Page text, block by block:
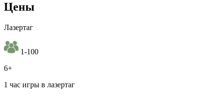
Цены
Лазертаг
1-100
6+
1 час игры в лазертаг